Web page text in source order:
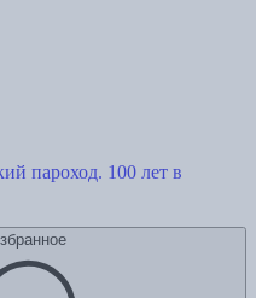
пароход. 100 лет в